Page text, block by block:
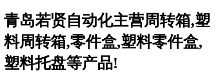
青岛若贤自动化主营周转箱,塑
料周转箱,零件盒,塑料零件盒,
塑料托盘等产品!